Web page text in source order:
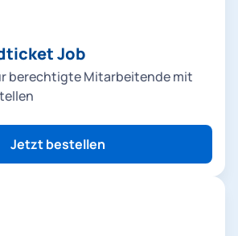
Job
berechtigte Mitarbeitende mit
Jetzt bestellen